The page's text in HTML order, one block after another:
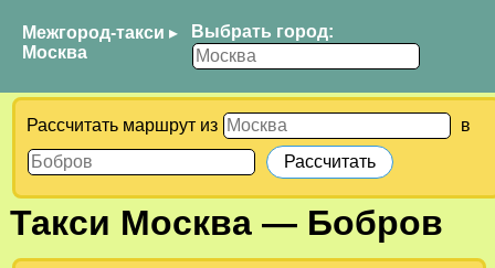
Межгород-такси ▸
Москва
Выбрать город:
Рассчитать маршрут из в
Такси Москва— Бобров